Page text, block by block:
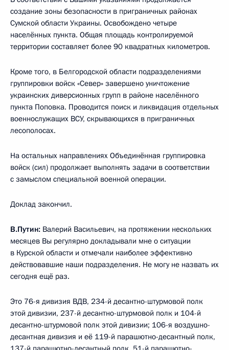
создание зоны безопасности в приграничных районах
Сумской области Украины. Освобождено четыре
населённых пункта. Общая площадь контролируемой
территории составляет более 90 квадратных километров.
Кроме того, в Белгородской области подразделениями
группировки войск «Север» завершено уничтожение
украинских диверсионных групп в районе населённого
пункта Поповка. Проводится поиск и ликвидация отдельных
военнослужащих ВСУ, скрывающихся в приграничных
лесополосах.
На остальных направлениях Объединённая группировка
войск (сил) продолжает выполнять задачи в соответствии
с замыслом специальной военной операции.
Доклад закончил.
В.Путин: Валерий Васильевич, на протяжении нескольких
месяцев Вы регулярно докладывали мне о ситуации
в Курской области и отмечали наиболее эффективно
действовавшие наши подразделения. Не могу не назвать их
сегодня ещё раз.
Это 76-я дивизия ВДВ, 234-й десантно-штурмовой полк
этой дивизии, 237-й десантно-штурмовой полк и 104-й
десантно-штурмовой полк этой дивизии; 106-я воздушно-
десантная дивизия и её 119-й парашютно-десантный полк,